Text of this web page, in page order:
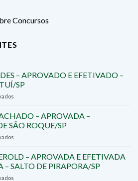
Concursos
– APROVADO E EFETIVADO –
SP
FERNANDES
–
APROVADO
–
DIRETOR
– APROVADA –
SÃO ROQUE/SP
MACHADO
APROVADA
– APROVADA E EFETIVADA
– SALTO DE PIRAPORA/SP